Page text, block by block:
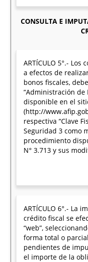
CONSULTA E
ARTÍCULO 5°.-
a efectos de
bonos fiscales,
“Administración de
disponible en el
(http://
respectiva “Clave
Seguridad 3 como
procedimiento
N° 3.713 y sus
ARTÍCULO 6°.- La
crédito fiscal se
“web”,
forma total o
pendientes de
el importe de la